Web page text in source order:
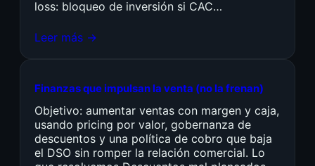
loss: bloqueo de inversión si CAC…
Leer más →
Finanzas que impulsan la venta (no la frenan)
Objetivo: aumentar ventas con margen y caja,
usando pricing por valor, gobernanza de
descuentos y una política de cobro que baja
el DSO sin romper la relación comercial. Lo